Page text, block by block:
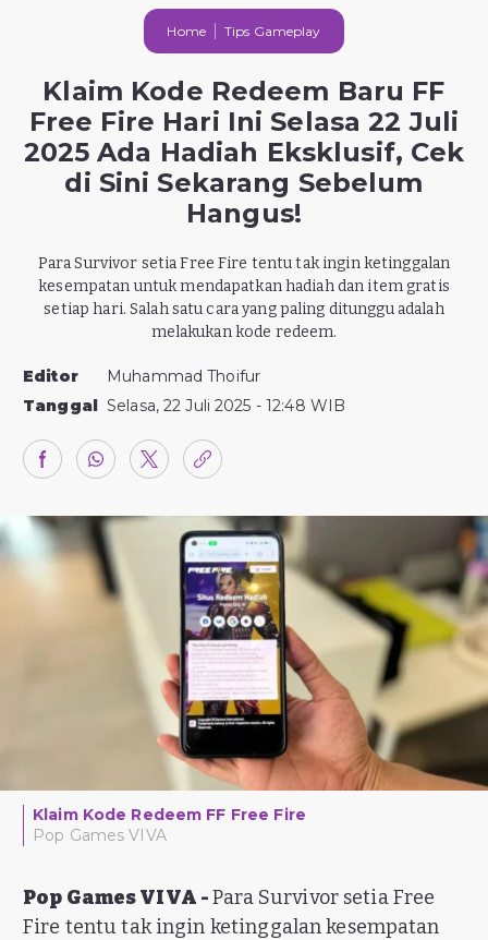
Home Tips Gameplay
Klaim Kode Redeem Baru FF
Free Fire Hari Ini Selasa 22 Juli
2025 Ada Hadiah Eksklusif, Cek
di Sini Sekarang Sebelum
Hangus!
Para Survivor setia Free Fire tentu tak ingin ketinggalan
kesempatan untuk mendapatkan hadiah dan item gratis
setiap hari. Salah satu cara yang paling ditunggu adalah
melakukan kode redeem.
Editor
Muhammad Thoifur
Tanggal Selasa, 22 Juli 2025 - 12:48 WIB
Klaim Kode Redeem FF Free Fire
Pop Games VIVA
Pop Games VIVA -Para Survivor setia Free
Fire tentu tak ingin ketinggalan kesempatan